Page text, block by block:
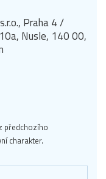
Praha 4 /
Nusle, 140 00,
předchozího
charakter.